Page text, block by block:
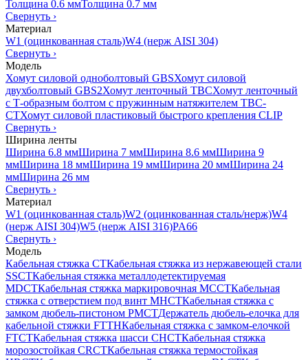
Толщина 0.6 ммТолщина 0.7 мм
Свернуть ›
Материал
W1 (оцинкованная сталь)W4 (нерж AISI 304)
Свернуть ›
Модель
Хомут силовой одноболтовый GBSХомут силовой
двухболтовый GBS2Хомут ленточный TBCХомут ленточный
с Т-образным болтом с пружинным натяжителем TBC-
CTХомут силовой пластиковый быстрого крепления CLIP
Свернуть ›
Ширина ленты
Ширина 6.8 ммШирина 7 ммШирина 8.6 ммШирина 9
ммШирина 18 ммШирина 19 ммШирина 20 ммШирина 24
ммШирина 26 мм
Свернуть ›
Материал
W1 (оцинкованная сталь)W2 (оцинкованная сталь/нерж)W4
(нерж AISI 304)W5 (нерж AISI 316)PA66
Свернуть ›
Модель
Кабельная стяжка CTКабельная стяжка из нержавеющей стали
SSCTКабельная стяжка металлодетектируемая
MDCTКабельная стяжка маркировочная MCCTКабельная
стяжка с отверстием под винт MHCTКабельная стяжка с
замком дюбель-пистоном PMCTДержатель дюбель-елочка для
кабельной стяжки FTTHКабельная стяжка c замком-елочкой
FTCTКабельная стяжка шасси CHCTКабельная стяжка
морозостойкая CRCTКабельная стяжка термостойкая